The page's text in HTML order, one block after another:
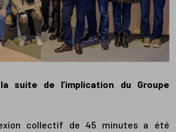
suite de l’implication du Groupe
collectif de 45 minutes a été